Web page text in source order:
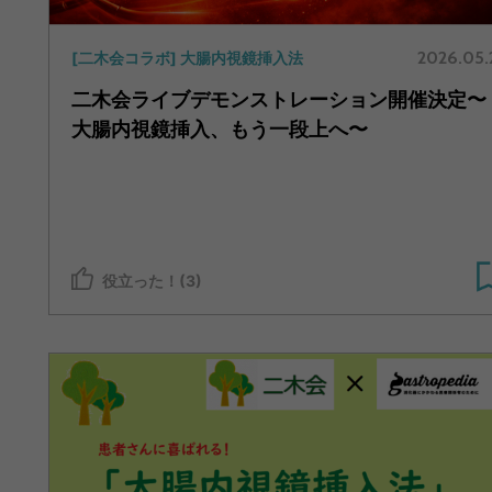
[二木会コラボ] 大腸内視鏡挿入法
二木会ライブデモンストレーション開催決定〜
大腸内視鏡挿入、もう一段上へ〜
役立った！(3)